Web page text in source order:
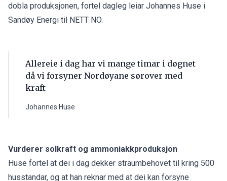
dobla produksjonen, fortel dagleg leiar Johannes Huse i
Sandøy Energi til NETT NO.
Allereie i dag har vi mange timar i døgnet
då vi forsyner Nordøyane sørover med
kraft
Johannes Huse
Vurderer solkraft og ammoniakkproduksjon
Huse fortel at dei i dag dekker straumbehovet til kring 500
husstandar, og at han reknar med at dei kan forsyne